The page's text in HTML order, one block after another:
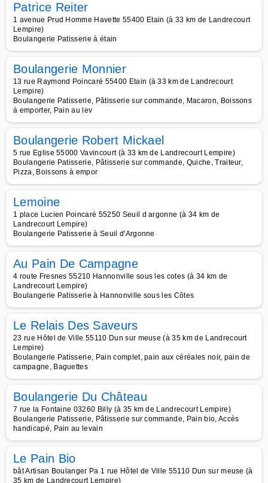
Patrice Reiter
1 avenue Prud Homme Havette 55400 Etain (à 33 km de Landrecourt
Lempire)
Boulangerie Patisserie à étain
Boulangerie Monnier
13 rue Raymond Poincaré 55400 Etain (à 33 km de Landrecourt
Lempire)
Boulangerie Patisserie, Pâtisserie sur commande, Macaron, Boissons
à emporter, Pain au lev
Boulangerie Robert Mickael
5 rue Eglise 55000 Vavincourt (à 33 km de Landrecourt Lempire)
Boulangerie Patisserie, Pâtisserie sur commande, Quiche, Traiteur,
Pizza, Boissons à empor
Lemoine
1 place Lucien Poincaré 55250 Seuil d argonne (à 34 km de
Landrecourt Lempire)
Boulangerie Patisserie à Seuil d'Argonne
Au Pain De Campagne
4 route Fresnes 55210 Hannonville sous les cotes (à 34 km de
Landrecourt Lempire)
Boulangerie Patisserie à Hannonville sous les Côtes
Le Relais Des Saveurs
23 rue Hôtel de Ville 55110 Dun sur meuse (à 35 km de Landrecourt
Lempire)
Boulangerie Patisserie, Pain complet, pain aux céréales noir, pain de
campagne, Baguettes
Boulangerie Du Château
7 rue la Fontaine 03260 Billy (à 35 km de Landrecourt Lempire)
Boulangerie Patisserie, Pâtisserie sur commande, Pain bio, Accès
handicapé, Pain au levain
Le Pain Bio
bât Artisan Boulanger Pa 1 rue Hôtel de Ville 55110 Dun sur meuse (à
35 km de Landrecourt Lempire)